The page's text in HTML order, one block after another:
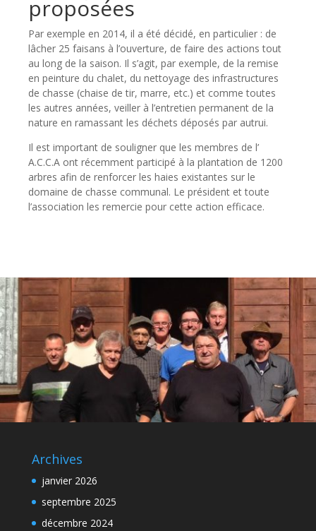
proposées
Par exemple en 2014, il a été décidé, en particulier : de
lâcher 25 faisans à l’ouverture, de faire des actions tout
au long de la saison. Il s’agit, par exemple, de la remise
en peinture du chalet, du nettoyage des infrastructures
de chasse (chaise de tir, marre, etc.) et comme toutes
les autres années, veiller à l’entretien permanent de la
nature en ramassant les déchets déposés par autrui.
Il est important de souligner que les membres de l’
A.C.C.A ont récemment participé à la plantation de 1200
arbres afin de renforcer les haies existantes sur le
domaine de chasse communal. Le président et toute
l’association les remercie pour cette action efficace.
Archives
janvier 2026
septembre 2025
décembre 2024